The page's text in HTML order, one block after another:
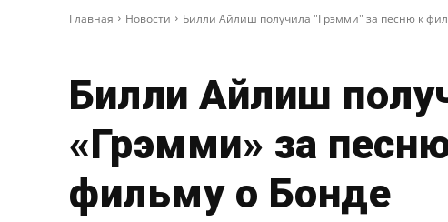
Главная Новости Билли Айлиш получила "Грэмми" за песню к
Билли Айлиш
«Грэмми» за
фильму о Бонде